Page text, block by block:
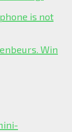
is not
Win